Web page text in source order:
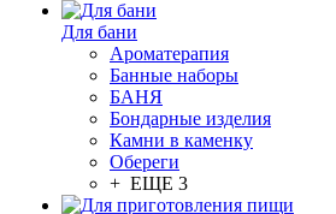
Для бани
Ароматерапия
Банные наборы
БАНЯ
Бондарные изделия
Камни в каменку
Обереги
+ ЕЩЕ 3